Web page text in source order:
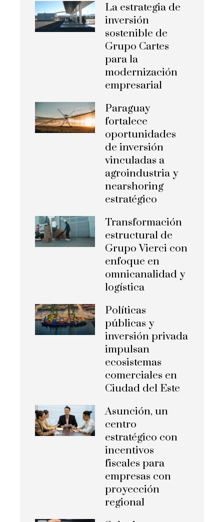
La estrategia de
inversión
sostenible de
Grupo Cartes
para la
modernización
empresarial
Paraguay
fortalece
oportunidades
de inversión
vinculadas a
agroindustria y
nearshoring
estratégico
Transformación
estructural de
Grupo Vierci con
enfoque en
omnicanalidad y
logística
Políticas
públicas y
inversión privada
impulsan
ecosistemas
comerciales en
Ciudad del Este
Asunción, un
centro
estratégico con
incentivos
fiscales para
empresas con
proyección
regional